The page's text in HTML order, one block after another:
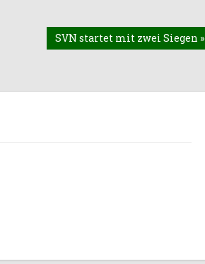
SVN startet mit zwei Siegen »